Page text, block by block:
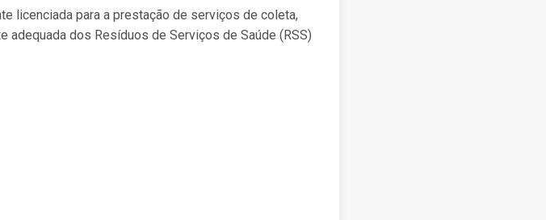
licenciada para a prestação de serviços de coleta,
adequada dos Resíduos de Serviços de Saúde (RSS)